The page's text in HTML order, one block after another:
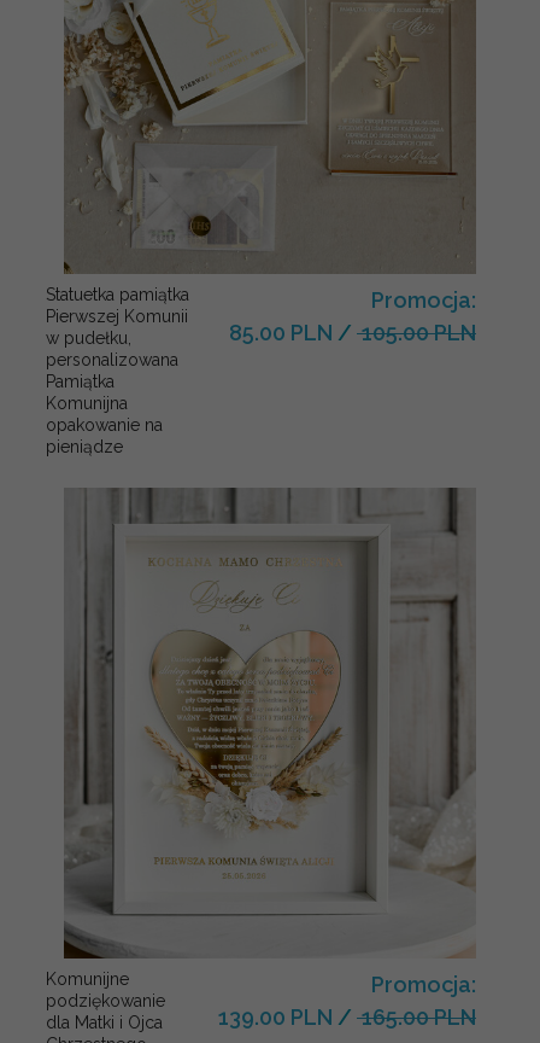
Statuetka pamiątka
Pierwszej Komunii
w pudełku,
personalizowana
Pamiątka
Komunijna
opakowanie na
pieniądze
Promocja:
85.00 PLN / 105.00 PLN
Komunijne
podziękowanie
dla Matki i Ojca
Promocja:
139.00 PLN / 165.00 PLN